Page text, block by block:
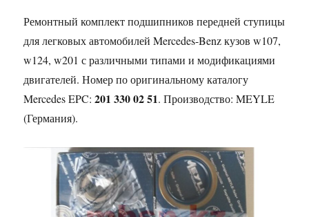
Ремонтный комплект подшипников передней ступицы
для легковых автомобилей Mercedes-Benz кузов w107,
w124, w201 с различными типами и модификациями
двигателей. Номер по оригинальному каталогу
Mercedes EPC:201 330 02 51. Производство: MEYLE
(Германия).